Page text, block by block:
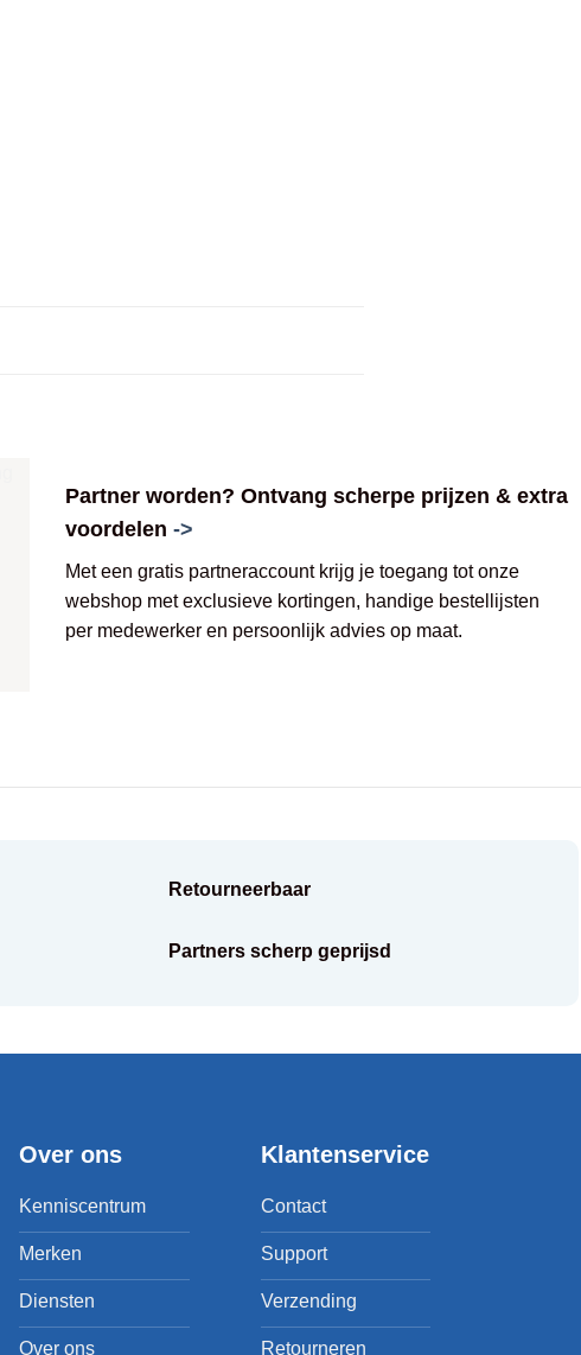
Partner worden? Ontvang scherpe prijzen & extra
voordelen->
Met een gratis partneraccount krijg je toegang tot onze
webshop met exclusieve kortingen, handige bestellijsten
per medewerker en persoonlijk advies op maat.
Retourneerbaar
Partners scherp geprijsd
Over ons
Kenniscentrum
Merken
Diensten
Over ons
Klantenservice
Contact
Support
Verzending
Retourneren